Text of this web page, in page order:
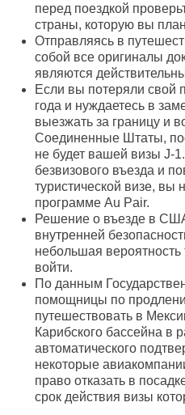
перед поездкой
страны, которую вы
Отправляясь в
собой все оригиналы
являются
Если вы потеряли свой
года и нуждаетесь в
выезжать за границу и
Соединенные Штаты,
не будет вашей визы J-
безвизового въезда и
туристической визе, вы
программе Au Pair.
Решение о въезде в
внутренней
небольшая вероятность
войти.
По данным
помощницы по
путешествовать в
Карибского бассейна в
автоматического
некоторые
право отказать в
срок действия визы